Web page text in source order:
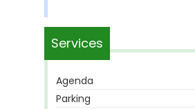
Services
Agenda
Parking